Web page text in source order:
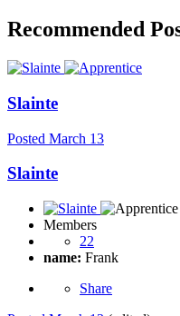
Recommended
Slainte
Posted March 13
Slainte
Members
22
name: Frank
Share